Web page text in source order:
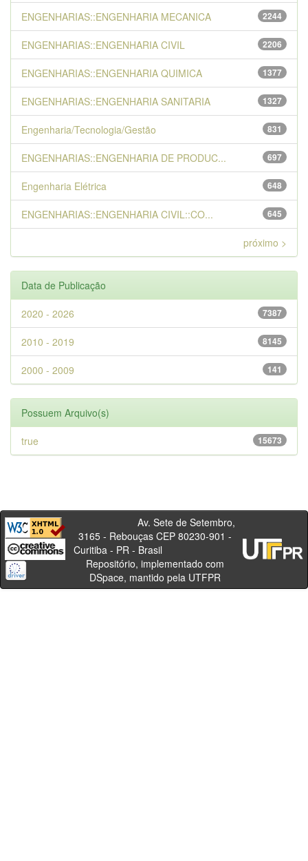
2244
ENGENHARIAS::ENGENHARIA MECANICA
2206
ENGENHARIAS::ENGENHARIA CIVIL
1377
ENGENHARIAS::ENGENHARIA QUIMICA
1327
ENGENHARIAS::ENGENHARIA SANITARIA
831
Engenharia/Tecnologia/Gestão
697
ENGENHARIAS::ENGENHARIA DE PRODUC...
648
Engenharia Elétrica
645
ENGENHARIAS::ENGENHARIA CIVIL::CO...
próximo >
Data de Publicação
7387
2020 - 2026
8145
2010 - 2019
141
2000 - 2009
Possuem Arquivo(s)
15673
true
Av. Sete de Setembro,
3165 - Rebouças CEP 80230-901 -
Curitiba - PR - Brasil
Repositório, implementado com
DSpace, mantido pela UTFPR